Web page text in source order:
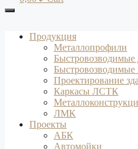
Продукция
Металлопрофили
Быстровозводимые
Быстровозводимые
Проектирование
Каркасы ЛСТК
ЛМК
Проекты
АБК
Автомойки